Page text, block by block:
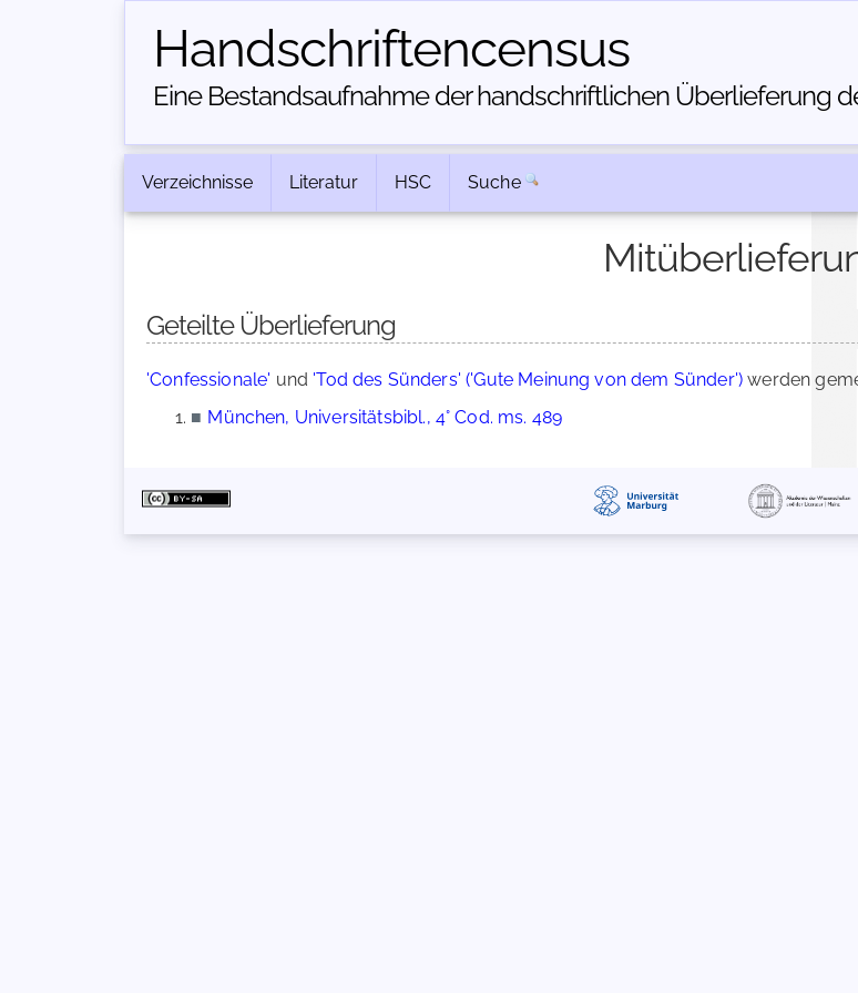
Handschriften­census
Eine Bestandsaufnahme der handschriftlichen Über­lieferung
Verzeichnisse Literatur HSC Suche
Geteilte Überlieferung
'Confessionale' und 'Tod des Sünders' ('Gute Meinung von dem Sünder') werden
■ München, Universitätsbibl., 4° Cod. ms. 489